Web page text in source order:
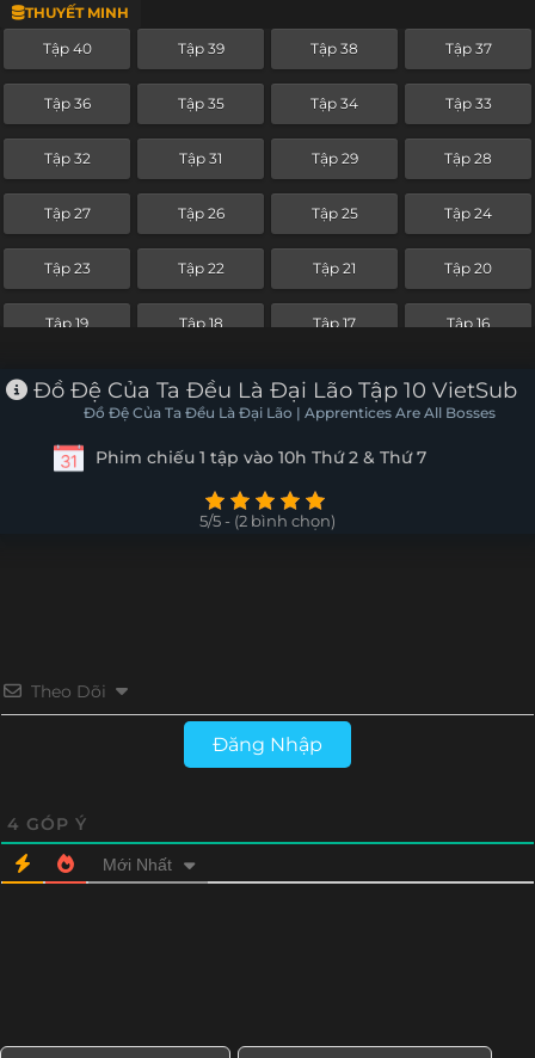
Tập 16
THUYẾT MINH
Tập 40 Tập 39 Tập 38 Tập 37
Tập 36 Tập 35 Tập 34 Tập 33
Tập 32 Tập 31 Tập 29 Tập 28
Tập 27 Tập 26 Tập 25 Tập 24
Tập 23 Tập 22 Tập 21 Tập 20
Tập 19 Tập 18 Tập 17 Tập 16
Tập 15 Tập 14 Tập 13 Tập 12
Tập 6 Tập 5
Đồ Đệ Của Ta Đều Là Đại Lão Tập 10 VietSub
Đồ Đệ Của Ta Đều Là Đại Lão | Apprentices Are All Bosses
Phim chiếu 1 tập vào 10h Thứ 2 & Thứ 7
5/5 - (2 bình chọn)
Theo Dõi
Đăng Nhập
4 GÓP Ý
Mới Nhất